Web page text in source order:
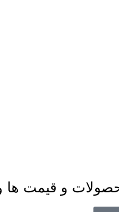
و قیمت ها